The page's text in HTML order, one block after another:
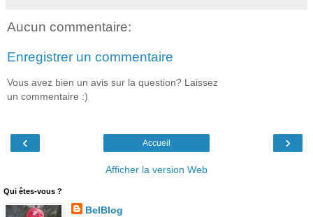
Aucun commentaire:
Enregistrer un commentaire
Vous avez bien un avis sur la question? Laissez
un commentaire :)
‹ ›
Accueil
Afficher la version Web
Qui êtes-vous ?
BelBlog